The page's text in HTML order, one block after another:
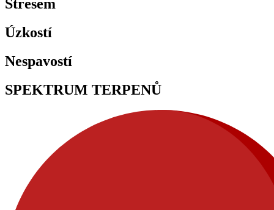
Stresem
Úzkostí
Nespavostí
SPEKTRUM TERPENŮ